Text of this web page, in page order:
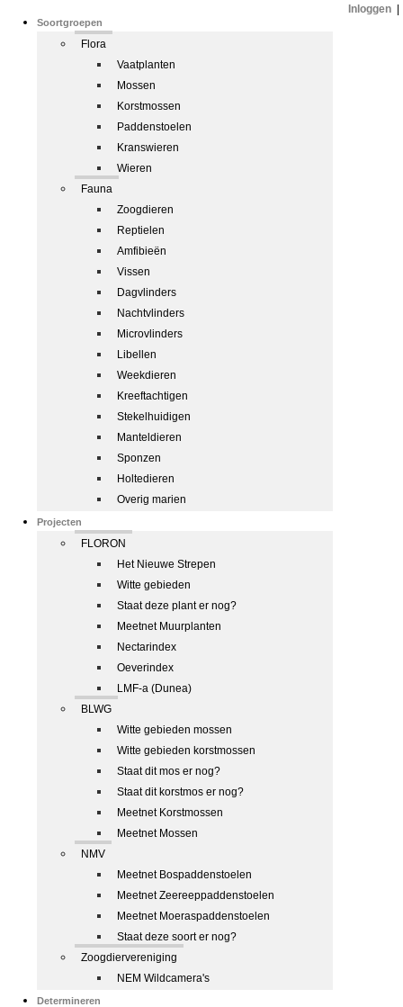
Soortgroepen
Flora
Vaatplanten
Mossen
Korstmossen
Paddenstoelen
Kranswieren
Wieren
Fauna
Zoogdieren
Reptielen
Amfibieën
Vissen
Dagvlinders
Nachtvlinders
Microvlinders
Libellen
Weekdieren
Kreeftachtigen
Stekelhuidigen
Manteldieren
Sponzen
Holtedieren
Overig marien
Projecten
FLORON
Het Nieuwe Strepen
Witte gebieden
Staat deze plant er nog?
Meetnet Muurplanten
Nectarindex
Oeverindex
LMF-a (Dunea)
BLWG
Witte gebieden mossen
Witte gebieden korstmossen
Staat dit mos er nog?
Staat dit korstmos er nog?
Meetnet Korstmossen
Meetnet Mossen
NMV
Meetnet Bospaddenstoelen
Meetnet Zeereeppaddenstoelen
Meetnet Moeraspaddenstoelen
Staat deze soort er nog?
Zoogdiervereniging
NEM Wildcamera's
Determineren
Inloggen